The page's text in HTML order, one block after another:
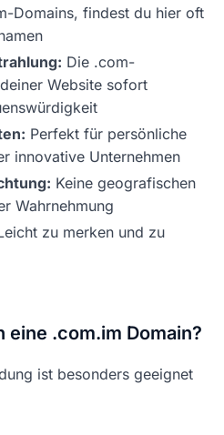
Domains, findest du hier oft
Die .com-
Website sofort
Perfekt für persönliche
innovative Unternehmen
Keine geografischen
Wahrnehmung
zu merken und zu
eine .com.im Domain?
ist besonders geeignet